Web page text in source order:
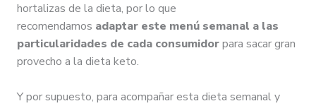
hortalizas de la dieta, por lo que
recomendamos adaptar este menú semanal a las
particularidades de cada consumidorpara sacar gran
provecho a la dieta keto.
Y por supuesto, para acompañar esta dieta semanal y